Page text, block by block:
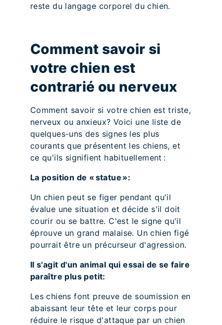
reste du langage corporel du chien.
Comment savoir si
votre chien est
contrarié ou nerveux
Comment savoir si votre chien est triste,
nerveux ou anxieux? Voici une liste de
quelques-uns des signes les plus
courants que présentent les chiens, et
ce qu'ils signifient habituellement :
La position de « statue »:
Un chien peut se figer pendant qu'il
évalue une situation et décide s'il doit
courir ou se battre. C'est le signe qu'il
éprouve un grand malaise. Un chien figé
pourrait être un précurseur d'agression.
Il s'agit d'un animal qui essai de se faire
paraître plus petit:
Les chiens font preuve de soumission en
abaissant leur tête et leur corps pour
réduire le risque d'attaque par un chien